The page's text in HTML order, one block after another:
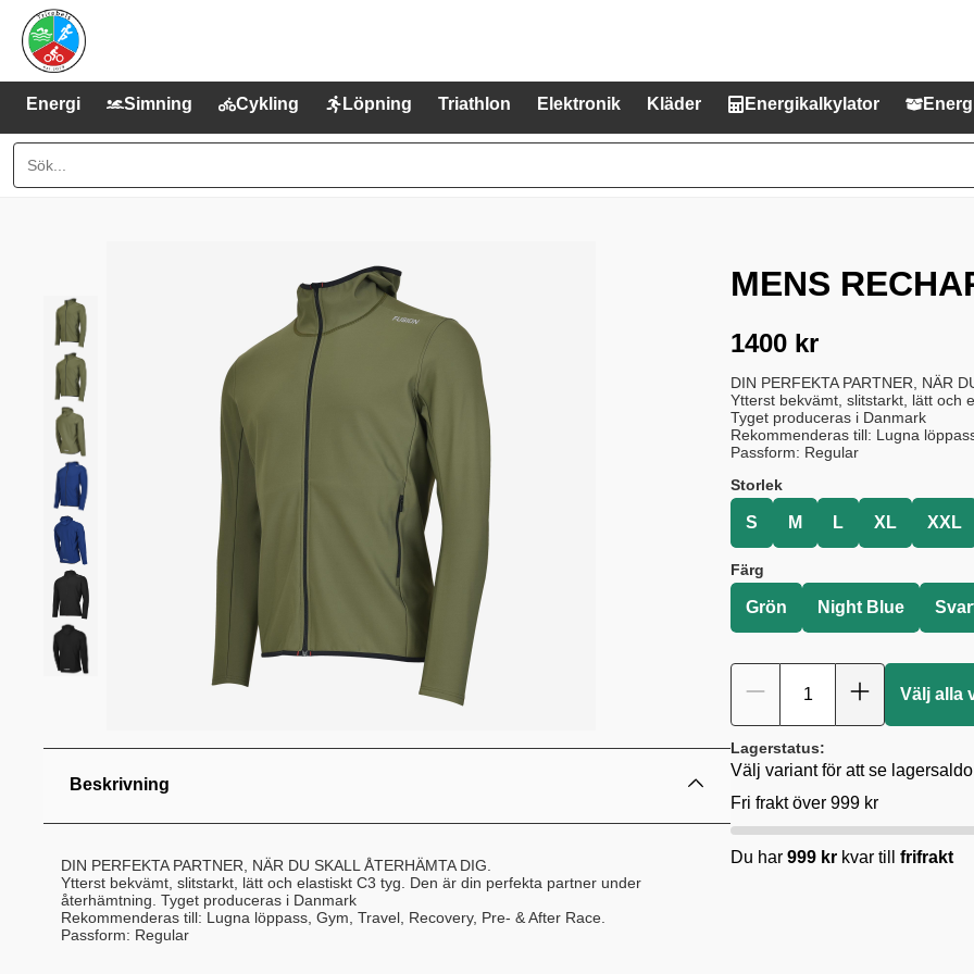
Energi Simning Cykling Löpning Triathlon Elektronik Kläder Energikalkylator
Beskrivning
DIN PERFEKTA PARTNER, NÄR DU SKALL ÅTERHÄMTA DIG.
Ytterst bekvämt, slitstarkt, lätt och elastiskt C3 tyg. Den är din perfekta partner under
återhämtning. Tyget produceras i Danmark
Rekommenderas till: Lugna löppass, Gym, Travel, Recovery, Pre- & After Race.
Passform: Regular
MENS
1400 kr
DIN PERFEKTA PARTNER, NÄR
Ytterst bekvämt, slitstarkt, lätt och
Tyget produceras i Danmark
Rekommenderas till: Lugna
Passform: Regular
Storlek
S M L XL XXL
Färg
Grön Night Blue
Välj alla
Lagerstatus:
Välj variant för att se lagersaldo
Fri frakt över 999 kr
Du har 999 kr kvar till frifrakt